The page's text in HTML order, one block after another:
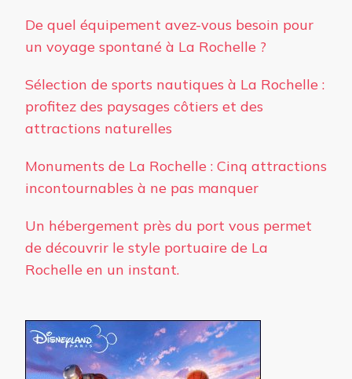
De quel équipement avez-vous besoin pour
un voyage spontané à La Rochelle ?
Sélection de sports nautiques à La Rochelle :
profitez des paysages côtiers et des
attractions naturelles
Monuments de La Rochelle : Cinq attractions
incontournables à ne pas manquer
Un hébergement près du port vous permet
de découvrir le style portuaire de La
Rochelle en un instant.